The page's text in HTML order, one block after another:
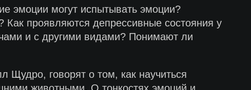
эмоции могут испытывать эмоции?
Как проявляются депрессивные состояния у
и с другими видами? Понимают ли
Щудро, говорят о том, как научиться